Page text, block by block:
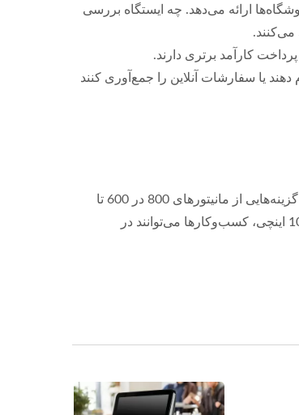
ارائه می‌دهد. چه ایستگاه بررسی
کارآمد برتری دارند.
یا سفارشات آنلاین را جمع‌آوری کنند
سرمایه‌گذاری در راه‌حل‌های مناسب POS و کیوسک می‌تواند به طور قابل توجهی کارایی و رضایت مشتری یک کسب‌وکار را افزایش دهد. با گزینه‌هایی از مانیتورهای 800 در 600 تا
سیستم‌های فروش لمسی، راه‌حلی برای هر نیازی وجود دارد. با ادغام چاپگرهای حرارتی قابل اعتماد، جمع‌آورنده‌های داده و نمایشگرهای 10.1 اینچی، کسب‌وکارها می‌توانند در